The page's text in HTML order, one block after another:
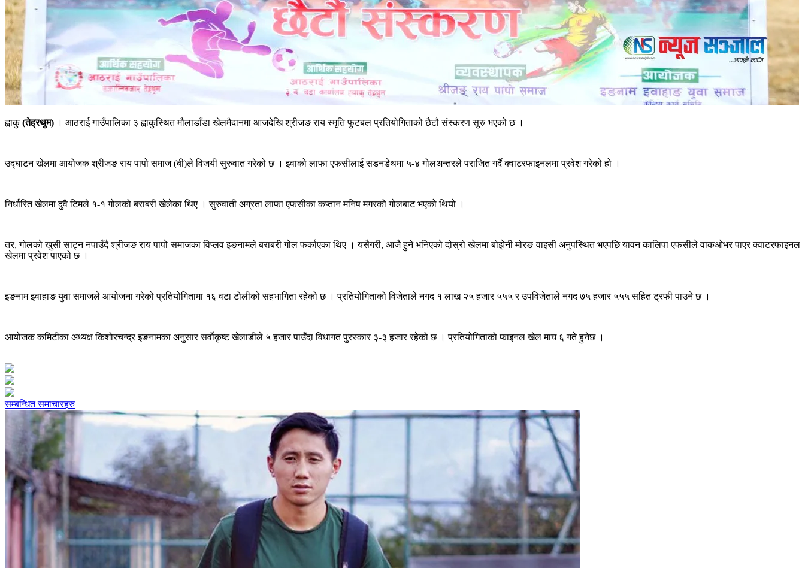
ह्वाकु(तेह्रथुम) । आठराई गाउँपालिका ३ ह्वाकुस्थित मौलाडाँडा खेलमैदानमा आजदेखि श्रीजङ राय स्मृति फुटबल प्रतियोगिताको छैटौ संस्करण सुरु भएको छ ।
उद्घाटन खेलमा आयोजक श्रीजङ राय पापो समाज (बी)ले विजयी सुरुवात गरेको छ । इवाको लाफा एफसीलाई सडनडेथमा ५-४ गोलअन्तरले पराजित गर्दै क्वाटरफाइनलमा प्रवेश गरेको हो ।
निर्धारित खेलमा दुवै टिमले १-१ गोलको बराबरी खेलेका थिए । सुरुवाती अग्रता लाफा एफसीका कप्तान मनिष मगरको गोलबाट भएको थियो ।
तर, गोलको खुसी साट्न नपाउँदै श्रीजङ राय पापो समाजका विप्लव इङनामले बराबरी गोल फर्काएका थिए । यसैगरी, आजै हुने भनिएको दोस्रो खेलमा बोझेनी मोरङ वाइसी अनुपस्थित भएपछि यावन कालिपा एफसीले वाकओभर पाएर क्वाटरफाइनल
खेलमा प्रवेश पाएको छ ।
इङनाम इवाहाङ युवा समाजले आयोजना गरेको प्रतियोगितामा १६ वटा टोलीको सहभागिता रहेको छ । प्रतियोगिताको विजेताले नगद १ लाख २५ हजार ५५५ र उपविजेताले नगद ७५ हजार ५५५ सहित ट्रफी पाउने छ ।
आयोजक कमिटीका अध्यक्ष किशोरचन्द्र इङनामका अनुसार सर्वोकृष्ट खेलाडीले ५ हजार पाउँदा विधागत पुरस्कार ३-३ हजार रहेको छ । प्रतियोगिताको फाइनल खेल माघ ६ गते हुनेछ ।
सम्बन्धित समाचारहरु